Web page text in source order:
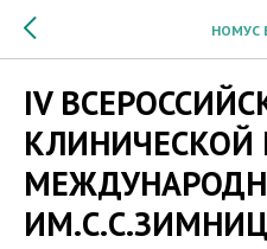
НОМУС
IV